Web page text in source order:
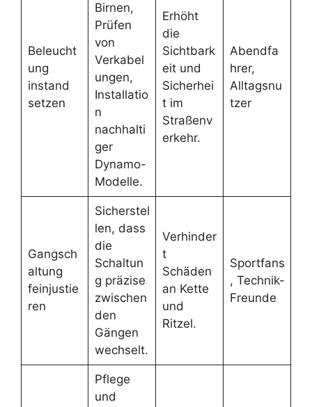
Beleucht
ung
instand
setzen
Birnen,
Prüfen
von
Verkabel
ungen,
Installatio
n
nachhalti
ger
Dynamo-
Modelle.
Erhöht
die
Sichtbark
eit und
Sicherhei
t im
Straßenv
erkehr.
Abendfa
hrer,
Alltagsnu
tzer
Gangsch
altung
feinjustie
ren
Sicherstel
len, dass
die
Schaltun
g präzise
zwischen
den
Gängen
wechselt.
Verhinder
t
Schäden
an Kette
und
Ritzel.
Sportfans
, Technik-
Freunde
Pflege
und